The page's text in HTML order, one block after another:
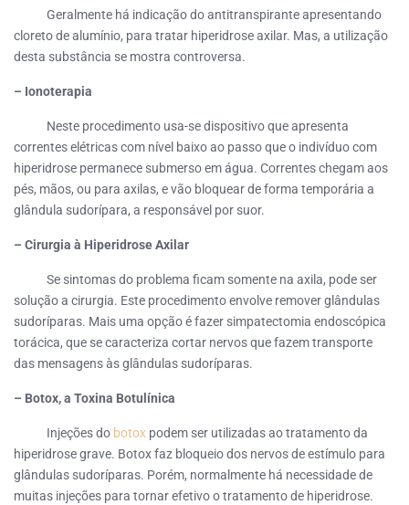
Geralmente há indicação do antitranspirante apresentando
cloreto de alumínio, para tratar hiperidrose axilar. Mas, a utilização
desta substância se mostra controversa.
– Ionoterapia
Neste procedimento usa-se dispositivo que apresenta
correntes elétricas com nível baixo ao passo que o indivíduo com
hiperidrose permanece submerso em água. Correntes chegam aos
pés, mãos, ou para axilas, e vão bloquear de forma temporária a
glândula sudorípara, a responsável por suor.
– Cirurgia à Hiperidrose Axilar
Se sintomas do problema ficam somente na axila, pode ser
solução a cirurgia. Este procedimento envolve remover glândulas
sudoríparas. Mais uma opção é fazer simpatectomia endoscópica
torácica, que se caracteriza cortar nervos que fazem transporte
das mensagens às glândulas sudoríparas.
– Botox, a Toxina Botulínica
Injeções do botox podem ser utilizadas ao tratamento da
hiperidrose grave. Botox faz bloqueio dos nervos de estímulo para
glândulas sudoríparas. Porém, normalmente há necessidade de
muitas injeções para tornar efetivo o tratamento de hiperidrose.